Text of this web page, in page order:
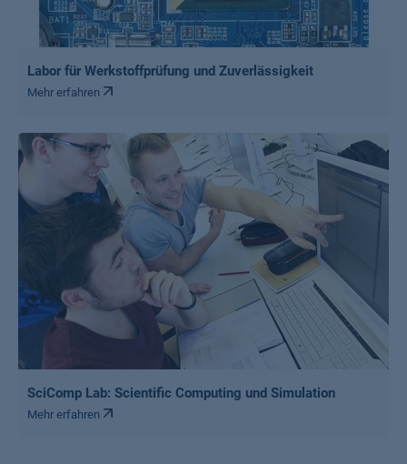
Labor für Werkstoffprüfung und Zuverlässigkeit
Mehr erfahren
SciComp Lab: Scientific Computing und Simulation
Mehr erfahren